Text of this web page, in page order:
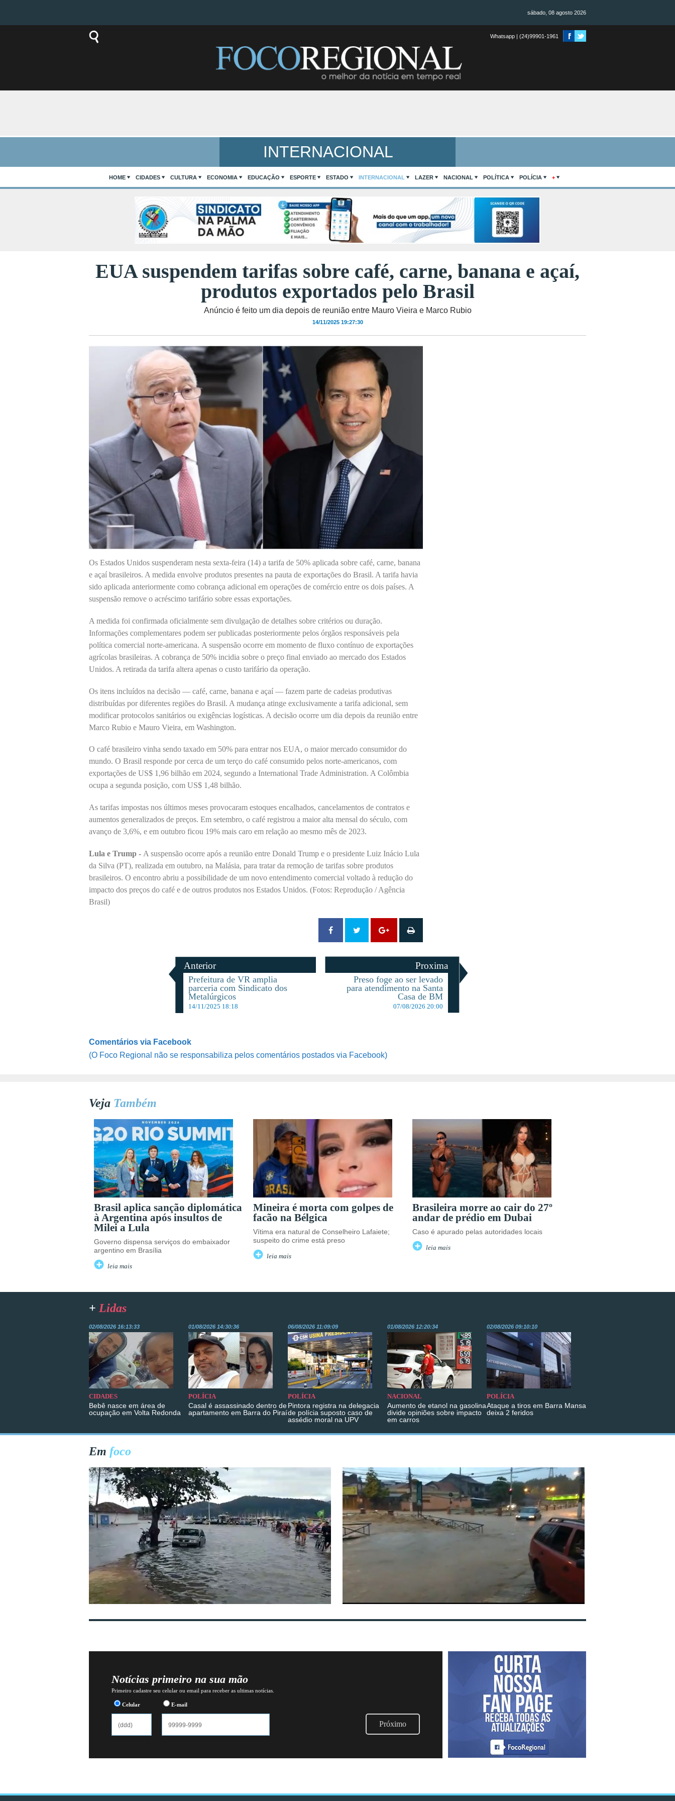
sábado, 08 agosto 2026
Whatsapp | (24)99901-1961
INTERNACIONAL
HOME CIDADES CULTURA ECONOMIA EDUCAÇÃO ESPORTE ESTADO INTERNACIONAL LAZER NACIONAL POLÍTICA POLÍCIA +
EUA suspendem tarifas sobre café, carne, banana e açaí,
produtos exportados pelo Brasil
Anúncio é feito um dia depois de reunião entre Mauro Vieira e Marco Rubio
14/11/2025 19:27:30
Os Estados Unidos suspenderam nesta sexta-feira (14) a tarifa de 50% aplicada sobre café, carne, banana
e açaí brasileiros. A medida envolve produtos presentes na pauta de exportações do Brasil. A tarifa havia
sido aplicada anteriormente como cobrança adicional em operações de comércio entre os dois países. A
suspensão remove o acréscimo tarifário sobre essas exportações.
A medida foi confirmada oficialmente sem divulgação de detalhes sobre critérios ou duração.
Informações complementares podem ser publicadas posteriormente pelos órgãos responsáveis pela
política comercial norte-americana. A suspensão ocorre em momento de fluxo contínuo de exportações
agrícolas brasileiras. A cobrança de 50% incidia sobre o preço final enviado ao mercado dos Estados
Unidos. A retirada da tarifa altera apenas o custo tarifário da operação.
Os itens incluídos na decisão — café, carne, banana e açaí — fazem parte de cadeias produtivas
distribuídas por diferentes regiões do Brasil. A mudança atinge exclusivamente a tarifa adicional, sem
modificar protocolos sanitários ou exigências logísticas. A decisão ocorre um dia depois da reunião entre
Marco Rubio e Mauro Vieira, em Washington.
O café brasileiro vinha sendo taxado em 50% para entrar nos EUA, o maior mercado consumidor do
mundo. O Brasil responde por cerca de um terço do café consumido pelos norte-americanos, com
exportações de US$ 1,96 bilhão em 2024, segundo a International Trade Administration. A Colômbia
ocupa a segunda posição, com US$ 1,48 bilhão.
As tarifas impostas nos últimos meses provocaram estoques encalhados, cancelamentos de contratos e
aumentos generalizados de preços. Em setembro, o café registrou a maior alta mensal do século, com
avanço de 3,6%, e em outubro ficou 19% mais caro em relação ao mesmo mês de 2023.
Lula e Trump - A suspensão ocorre após a reunião entre Donald Trump e o presidente Luiz Inácio Lula
da Silva (PT), realizada em outubro, na Malásia, para tratar da remoção de tarifas sobre produtos
brasileiros. O encontro abriu a possibilidade de um novo entendimento comercial voltado à redução do
impacto dos preços do café e de outros produtos nos Estados Unidos. (Fotos: Reprodução / Agência
Brasil)
Anterior
Prefeitura de VR amplia
parceria com Sindicato dos
Metalúrgicos
14/11/2025 18:18
Proxima
Preso foge ao ser levado
para atendimento na Santa
Casa de BM
07/08/2026 20:00
Comentários via Facebook
(O Foco Regional não se responsabiliza pelos comentários postados via Facebook)
Veja Também
Brasil aplica sanção diplomática
à Argentina após insultos de
Milei a Lula
Governo dispensa serviços do embaixador
argentino em Brasília
leia mais
Mineira é morta com golpes de
facão na Bélgica
Vítima era natural de Conselheiro Lafaiete;
suspeito do crime está preso
leia mais
Brasileira morre ao cair do 27º
andar de prédio em Dubai
Caso é apurado pelas autoridades locais
leia mais
+ Lidas
02/08/2026 16:13:33
CIDADES
Bebê nasce em área de
ocupação em Volta Redonda
01/08/2026 14:30:36
POLÍCIA
Casal é assassinado dentro de
apartamento em Barra do Piraí
06/08/2026 11:09:09
POLÍCIA
Pintora registra na delegacia
de polícia suposto caso de
assédio moral na UPV
01/08/2026 12:20:34
NACIONAL
Aumento de etanol na gasolina
divide opiniões sobre impacto
em carros
02/08/2026 09:10:10
POLÍCIA
Ataque a tiros em Barra Mansa
deixa 2 feridos
Em foco
Notícias primeiro na sua mão
Primeiro cadastre seu celular ou email para receber as ultimas notícias.
Celular E-mail
Próximo